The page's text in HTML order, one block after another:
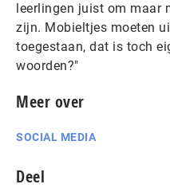
leerlingen juist om maar
zijn. Mobieltjes moeten
toegestaan, dat is toch
woorden?"
Meer over
SOCIAL MEDIA
Deel